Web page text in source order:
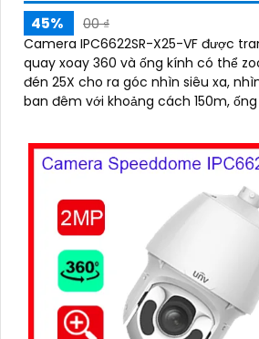
45%
00 ₫
Camera IPC6622SR-X25-VF được
quay xoay 360 và ống kính có thể
đén 25X cho ra góc nhìn siêu xa,
ban đêm với khoảng cách 150m,